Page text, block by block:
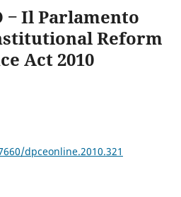
‒ Il Parlamento
Reform
Act 2010
dpceonline.2010.321